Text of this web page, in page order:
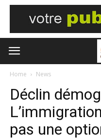
Home News
Déclin
pas une